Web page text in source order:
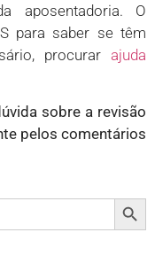
aposentadoria. O
para saber se têm
procurar ajuda
sobre a revisão
pelos comentários